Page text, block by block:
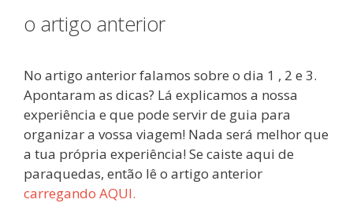
o artigo anterior
No artigo anterior falamos sobre o dia 1 , 2 e 3.
Apontaram as dicas? Lá explicamos a nossa
experiência e que pode servir de guia para
organizar a vossa viagem! Nada será melhor que
a tua própria experiência! Se caiste aqui de
paraquedas, então lê o artigo anterior
carregando AQUI.